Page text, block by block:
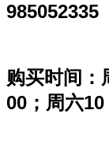
985052335
购买时间：
00；周六